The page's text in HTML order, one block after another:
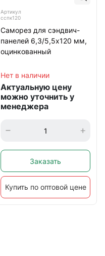
Артикул
сспк120
Саморез для сэндвич-
панелей 6,3/5,5х120 мм,
оцинкованный
Нет в наличии
Актуальную цену
можно уточнить у
менеджера
Заказать
Купить по оптовой цене